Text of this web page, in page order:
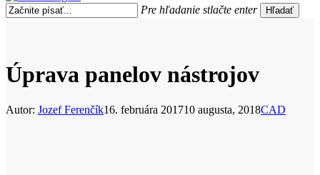
search
Menu Pre hľadanie stlačte enter Hľadať
Úprava panelov nástrojov
Autor: Jozef Ferenčík16. februára 201710 augusta, 2018CAD